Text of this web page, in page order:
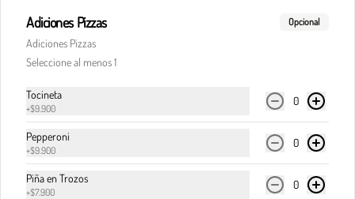
Pasta boloñesa di Italia
Carne de res en cocción lenta, en clásica salsa de
pomodoro, cebolla y finas hierbas italianas,
acompañada del corazón cremoso de la burrata.
Adiciones Pizzas Opcional
Adiciones Pizzas
Seleccione al menos 1
Tocineta
+$9.900
0
Pepperoni
+$9.900
0
Piña en Trozos
+$7.900
0